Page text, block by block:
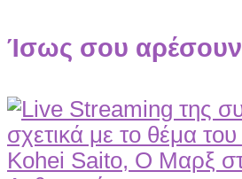
Ίσως σου αρέσουν